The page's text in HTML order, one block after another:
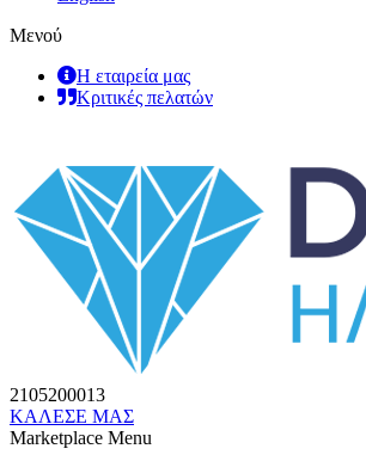
Μενού
Η εταιρεία μας
Κριτικές πελατών
2105200013
ΚΑΛΕΣΕ ΜΑΣ
Marketplace Menu